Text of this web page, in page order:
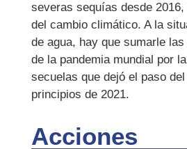
severas sequías desde
del cambio climático. A la
de agua, hay que sumarle
de la pandemia mundial por
secuelas que dejó el paso
principios de 2021.
Acciones